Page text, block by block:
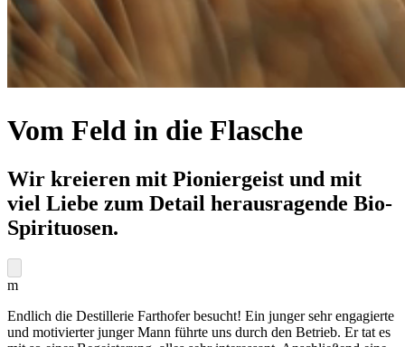
Vom Feld in die Flasche
Wir kreieren mit Pioniergeist und mit
viel Liebe zum Detail herausragende Bio-
Spirituosen.
m
Endlich die Destillerie Farthofer besucht! Ein junger sehr engagierte
und motivierter junger Mann führte uns durch den Betrieb. Er tat es